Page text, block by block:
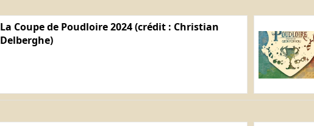
La Coupe de Poudloire 2024 (crédit : Christian
Delberghe)